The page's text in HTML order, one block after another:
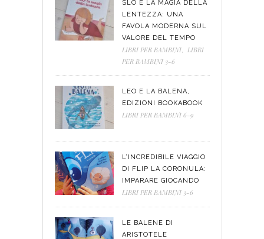
SLÒ E LA MAGIA DELLA
LENTEZZA: UNA
FAVOLA MODERNA SUL
VALORE DEL TEMPO
LIBRI PER BAMBINI,
LIBRI
PER BAMBINI 3-6
LEO E LA BALENA,
EDIZIONI BOOKABOOK
LIBRI PER BAMBINI 6-9
L’INCREDIBILE VIAGGIO
DI FLIP LA CORONULA:
IMPARARE GIOCANDO
LIBRI PER BAMBINI 3-6
LE BALENE DI
ARISTOTELE